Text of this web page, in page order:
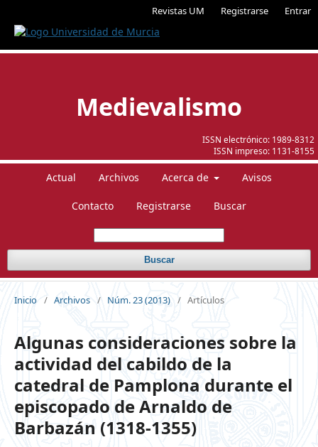
Revistas UM Registrarse Entrar
ISSN electrónico: 1989-8312
ISSN impreso: 1131-8155
Medievalismo
Actual Archivos Acerca de Avisos
Contacto Registrarse Buscar
Buscar
Inicio / Archivos / Núm. 23 (2013) / Artículos
Algunas consideraciones sobre la
actividad del cabildo de la
catedral de Pamplona durante el
episcopado de Arnaldo de
Barbazán (1318-1355)